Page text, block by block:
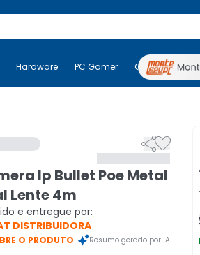
Black Ninja Hardware PC Gamer
Hardware PC Gamer Computadores

Ip Bullet Poe Metal
Lente 4m
e entregue por:
DISTRIBUIDORA
O PRODUTO Resumo gerado por IA